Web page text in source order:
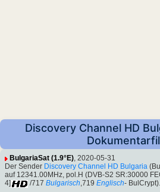
Discovery Channel HD
BulgariaSat (1.9°E), 2020-05-31
Der Sender Discovery Channel HD Bulgaria
auf 12341.00MHz, pol.H (DVB-S2 SR:30000
4]
/717 Bulgarisch,719 Englisch- BulCrypt).